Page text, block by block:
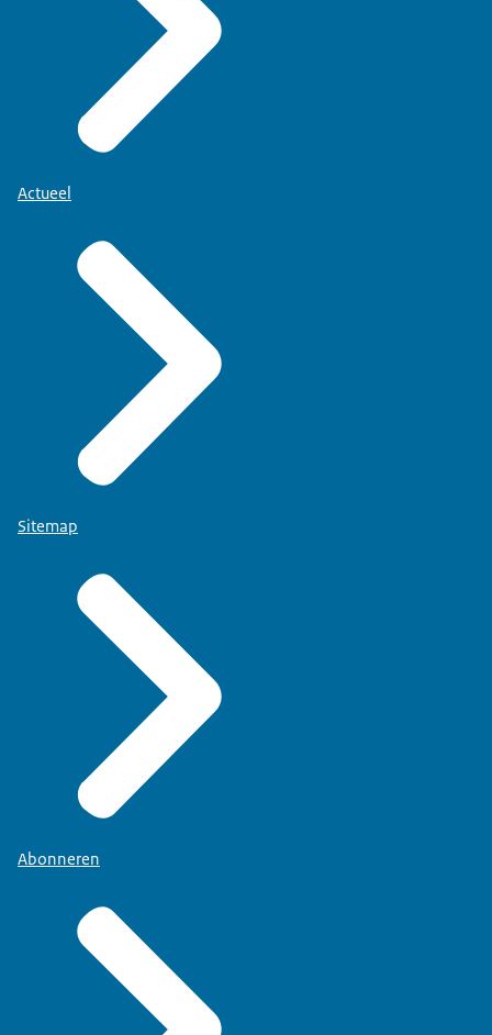
Actueel
Sitemap
Abonneren